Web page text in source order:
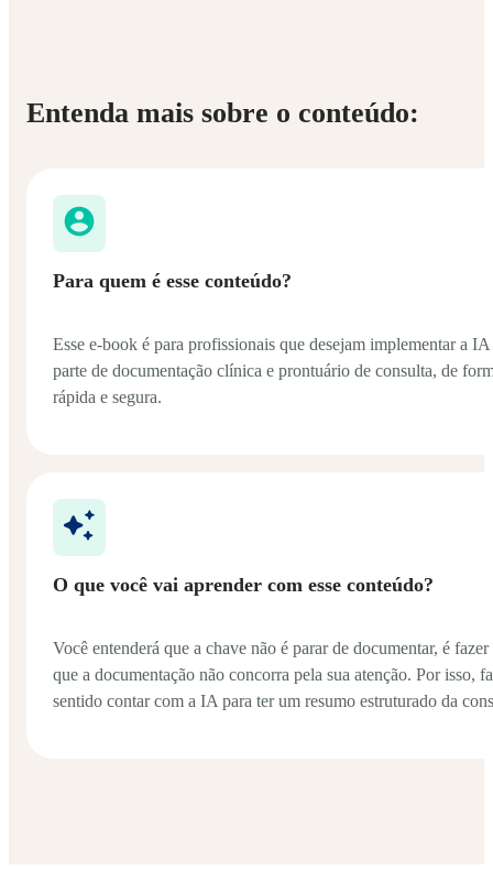
Entenda mais sobre o conteúdo:
Para quem é esse conteúdo?
Esse e-book é para profissionais que desejam implementar a IA
parte de documentação clínica e prontuário de consulta, de
rápida e segura.
O que você vai aprender com esse conteúdo?
Você entenderá que a chave não é parar de documentar, é
que a documentação não concorra pela sua atenção. Por isso,
sentido contar com a IA para ter um resumo estruturado da